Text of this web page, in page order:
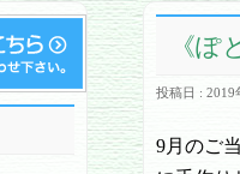
《ぽ
投稿日 : 2019
9月のご